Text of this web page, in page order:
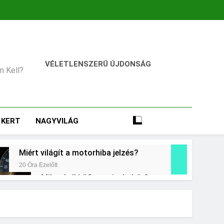
Kell?
VÉLETLENSZERŰ ÚJDONSÁG
KERT NAGYVILÁG
Miért világít a motorhiba jelzés?
20 Óra Ezelőtt
Mikor kell büfiztetni a babát?